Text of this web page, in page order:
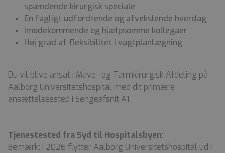
spændende kirurgisk speciale
En fagligt udfordrende og afvekslende hverdag
Imødekommende og hjælpsomme kollegaer
Høj grad af fleksibilitet i vagtplanlægning
Du vil blive ansat i Mave- og Tarmkirurgisk Afdeling på
Aalborg Universitetshospital med dit primære
ansættelsessted i Sengeafsnit A1.
Tjenestested fra Syd til Hospitalsbyen:
Bemærk: I 2026 flytter Aalborg Universitetshospital ud i